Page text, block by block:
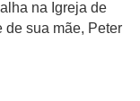
na Igreja de
de sua mãe, Peter